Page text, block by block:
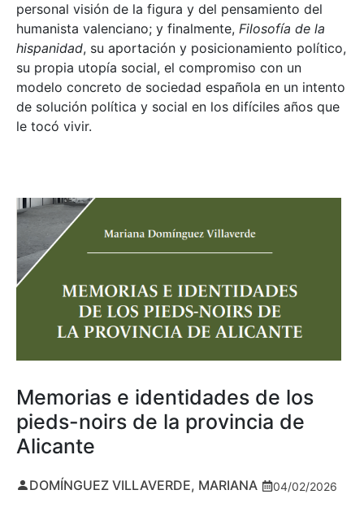
personal visión de la figura y del pensamiento del
humanista valenciano; y finalmente, Filosofía de la
hispanidad, su aportación y posicionamiento político,
su propia utopía social, el compromiso con un
modelo concreto de sociedad española en un intento
de solución política y social en los difíciles años que
le tocó vivir.
Memorias e identidades de los
pieds-noirs de la provincia de
Alicante
DOMÍNGUEZ VILLAVERDE, MARIANA 04/02/2026